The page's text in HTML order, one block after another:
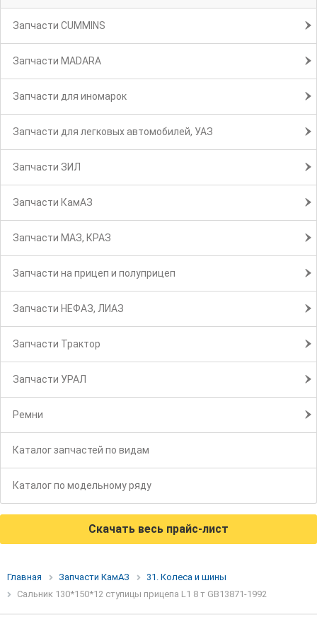
Запчасти CUMMINS
Запчасти MADARA
Запчасти для иномарок
Запчасти для легковых автомобилей, УАЗ
Запчасти ЗИЛ
Запчасти КамАЗ
Запчасти МАЗ, КРАЗ
Запчасти на прицеп и полуприцеп
Запчасти НЕФАЗ, ЛИАЗ
Запчасти Трактор
Запчасти УРАЛ
Ремни
Каталог запчастей по видам
Каталог по модельному ряду
Скачать весь прайс-лист
Главная Запчасти КамАЗ
31. Колеса и шины
Сальник 130*150*12 ступицы прицепа L1 8 т GB13871-1992